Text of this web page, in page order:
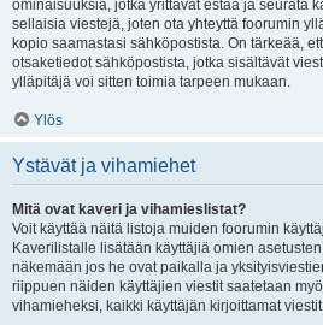
ominaisuuksia, jotka yrittävät estää ja seurata
sellaisia viestejä, joten ota yhteyttä foorumin
kopio saamastasi sähköpostista. On tärkeää,
otsaketiedot sähköpostista, jotka sisältävät
ylläpitäjä voi sitten toimia tarpeen mukaan.
Ylös
Ystävät ja vihamiehet
Mitä ovat kaveri ja vihamieslistat?
Voit käyttää näitä listoja muiden foorumin
Kaverilistalle lisätään käyttäjiä omien
näkemään jos he ovat paikalla ja
riippuen näiden käyttäjien viestit saatetaan
vihamieheksi, kaikki käyttäjän kirjoittamat